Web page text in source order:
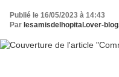
Publié le 16/05/2023 à 14:43
Par lesamisdelhopital.over-